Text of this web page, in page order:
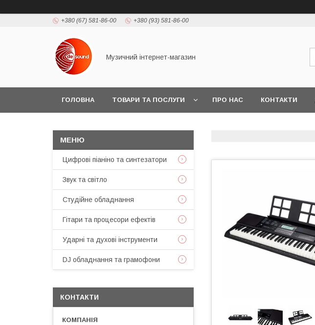
+380 (67) 581-86-00 +380 (93) 581-86-00
Музичний інтернет-магазин
ГОЛОВНА ТОВАРИ ТА ПОСЛУГИ ПРО НАС КОНТАКТИ
Цифрові піаніно та синтезатори
Звук та світло
Студійне обладнання
Гітари та процесори ефектів
Ударні та духові інструменти
DJ обладнання та грамофони
КОНТАКТИ